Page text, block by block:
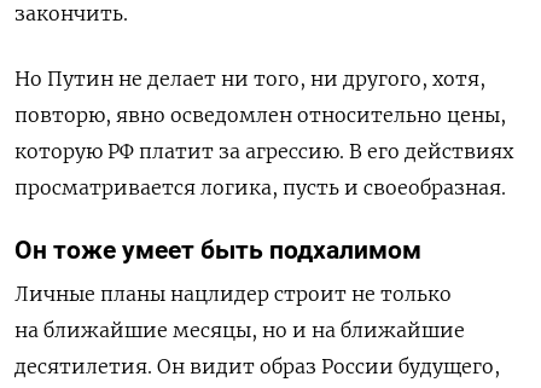
закончить.
Но Путин не делает ни того, ни другого, хотя,
повторю, явно осведомлен относительно цены,
которую РФ платит за агрессию. В его действиях
просматривается логика, пусть и своеобразная.
Он тоже умеет быть подхалимом
Личные планы нацлидер строит не только
на ближайшие месяцы, но и на ближайшие
десятилетия. Он видит образ России будущего,